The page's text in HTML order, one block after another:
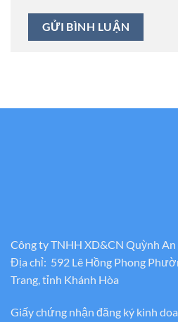
Công ty TNHH XD&CN Quỳnh An
Địa chỉ: 592 Lê Hồng Phong
Trang, tỉnh Khánh Hòa
Giấy chứng nhận đăng ký kinh